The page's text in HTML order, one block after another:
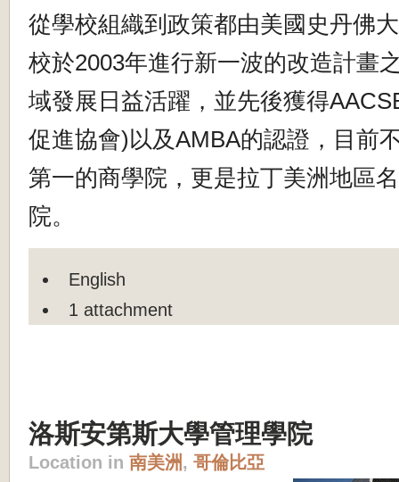
從學校組織到政策都由美國史丹佛
校於2003年進行新一波的改造計畫
域發展日益活躍，並先後獲得
促進協會) 以及AMBA的認證， 目前
第一的商學院，更是拉丁美洲地區
院。
English
1 attachment
洛斯安第斯大學管理學院
Location in 南美洲, 哥倫比亞